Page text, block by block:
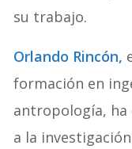
su trabajo.
Orlando Rincón,
formación en
antropología, ha
a la